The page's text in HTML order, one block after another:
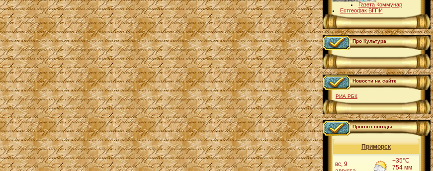
Газета Коммунар
Естгеофак ВГПИ
Про Культура
Новости на сайте
РИА РБК
Прогноз погоды
Приморск